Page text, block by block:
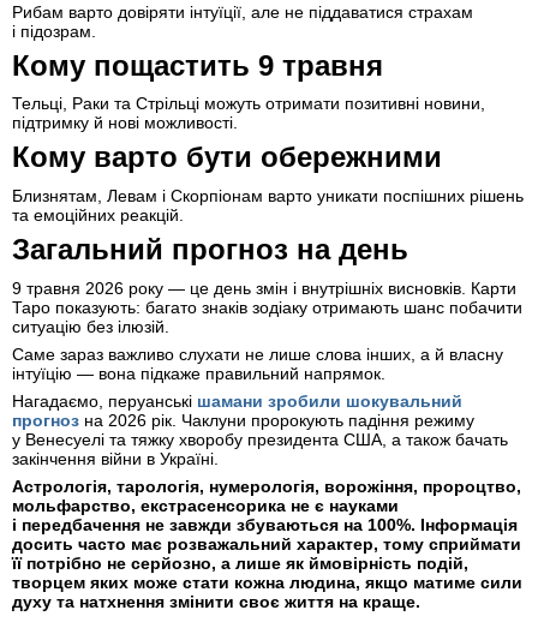
Рибам варто довіряти інтуїції, але не піддаватися страхам
і підозрам.
Кому пощастить 9 травня
Тельці, Раки та Стрільці можуть отримати позитивні новини,
підтримку й нові можливості.
Кому варто бути обережними
Близнятам, Левам і Скорпіонам варто уникати поспішних рішень
та емоційних реакцій.
Загальний прогноз на день
9 травня 2026 року — це день змін і внутрішніх висновків. Карти
Таро показують: багато знаків зодіаку отримають шанс побачити
ситуацію без ілюзій.
Саме зараз важливо слухати не лише слова інших, а й власну
інтуїцію — вона підкаже правильний напрямок.
Нагадаємо, перуанські шамани зробили шокувальний
прогноз на 2026 рік. Чаклуни пророкують падіння режиму
у Венесуелі та тяжку хворобу президента США, а також бачать
закінчення війни в Україні.
Астрологія, тарологія, нумерологія, ворожіння, пророцтво,
мольфарство, екстрасенсорика не є науками
і передбачення не завжди збуваються на 100%. Інформація
досить часто має розважальний характер, тому сприймати
її потрібно не серйозно, а лише як ймовірність подій,
творцем яких може стати кожна людина, якщо матиме сили
духу та натхнення змінити своє життя на краще.